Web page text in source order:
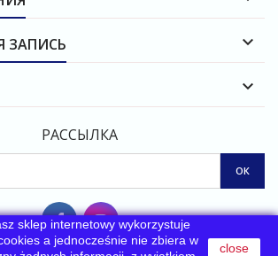
ЗАПИСЬ 

sklep internetowy wykorzystuje
a jednocześnie nie zbiera w
close
РАССЫЛКА